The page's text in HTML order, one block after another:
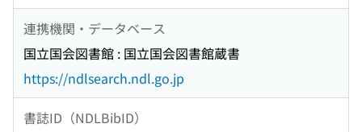
連携機関・データベース
国立国会図書館 : 国立国会図書館蔵書
https://ndlsearch.ndl.go.jp
書誌ID（NDLBibID）